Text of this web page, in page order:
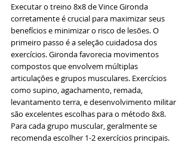
Executar o treino 8x8 de Vince Gironda
corretamente é crucial para maximizar seus
benefícios e minimizar o risco de lesões. O
primeiro passo é a seleção cuidadosa dos
exercícios. Gironda favorecia movimentos
compostos que envolvem múltiplas
articulações e grupos musculares. Exercícios
como supino, agachamento, remada,
levantamento terra, e desenvolvimento militar
são excelentes escolhas para o método 8x8.
Para cada grupo muscular, geralmente se
recomenda escolher 1-2 exercícios principais.